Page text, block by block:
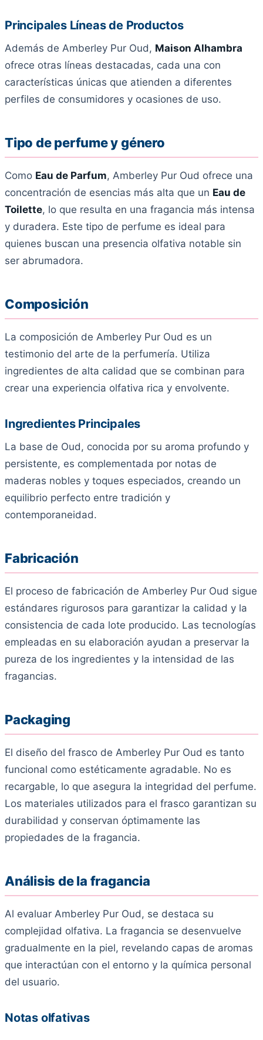
Principales Líneas de Productos
Además de Amberley Pur Oud, Maison Alhambra
ofrece otras líneas destacadas, cada una con
características únicas que atienden a diferentes
perfiles de consumidores y ocasiones de uso.
Tipo de perfume y género
Como Eau de Parfum, Amberley Pur Oud ofrece una
concentración de esencias más alta que un Eau de
Toilette, lo que resulta en una fragancia más intensa
y duradera. Este tipo de perfume es ideal para
quienes buscan una presencia olfativa notable sin
ser abrumadora.
Composición
La composición de Amberley Pur Oud es un
testimonio del arte de la perfumería. Utiliza
ingredientes de alta calidad que se combinan para
crear una experiencia olfativa rica y envolvente.
Ingredientes Principales
La base de Oud, conocida por su aroma profundo y
persistente, es complementada por notas de
maderas nobles y toques especiados, creando un
equilibrio perfecto entre tradición y
contemporaneidad.
Fabricación
El proceso de fabricación de Amberley Pur Oud sigue
estándares rigurosos para garantizar la calidad y la
consistencia de cada lote producido. Las tecnologías
empleadas en su elaboración ayudan a preservar la
pureza de los ingredientes y la intensidad de las
fragancias.
Packaging
El diseño del frasco de Amberley Pur Oud es tanto
funcional como estéticamente agradable. No es
recargable, lo que asegura la integridad del perfume.
Los materiales utilizados para el frasco garantizan su
durabilidad y conservan óptimamente las
propiedades de la fragancia.
Análisis de la fragancia
Al evaluar Amberley Pur Oud, se destaca su
complejidad olfativa. La fragancia se desenvuelve
gradualmente en la piel, revelando capas de aromas
que interactúan con el entorno y la química personal
del usuario.
Notas olfativas